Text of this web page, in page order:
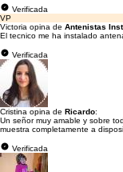
Verificada
VP
Victoria opina de Antenistas
El tecnico me ha instalado
Verificada
Cristina opina de Ricardo:
Un señor muy amable y sobre
muestra completamente a
Verificada